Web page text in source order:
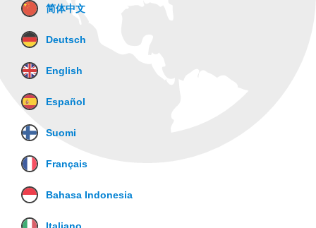
简体中文
Deutsch
English
Español
Suomi
Français
Bahasa Indonesia